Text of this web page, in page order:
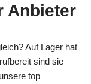
Anbieter
Auf Lager hat
sind sie
top